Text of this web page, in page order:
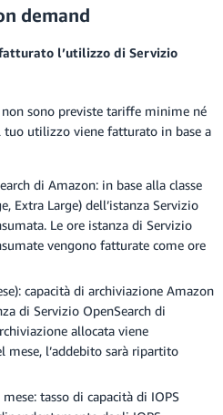
demand
l’utilizzo di Servizio
sono previste tariffe minime né
utilizzo viene fatturato in base a
di Amazon: in base alla classe
Extra Large) dell’istanza Servizio
Le ore istanza di Servizio
vengono fatturate come ore
capacità di archiviazione Amazon
di Servizio OpenSearch di
allocata viene
mese, l’addebito sarà ripartito
tasso di capacità di IOPS